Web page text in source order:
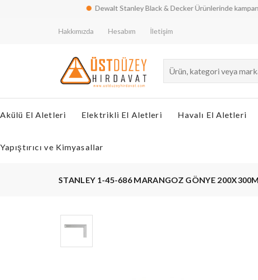
Dewalt Stanley Black & Decker Ürünlerinde kampanya!
Hakkımızda Hesabım İletişim
Akülü El Aletleri Elektrikli El Aletleri Havalı El Aletleri
Yapıştırıcı ve Kimyasallar
STANLEY 1-45-686 MARANGOZ GÖNYE